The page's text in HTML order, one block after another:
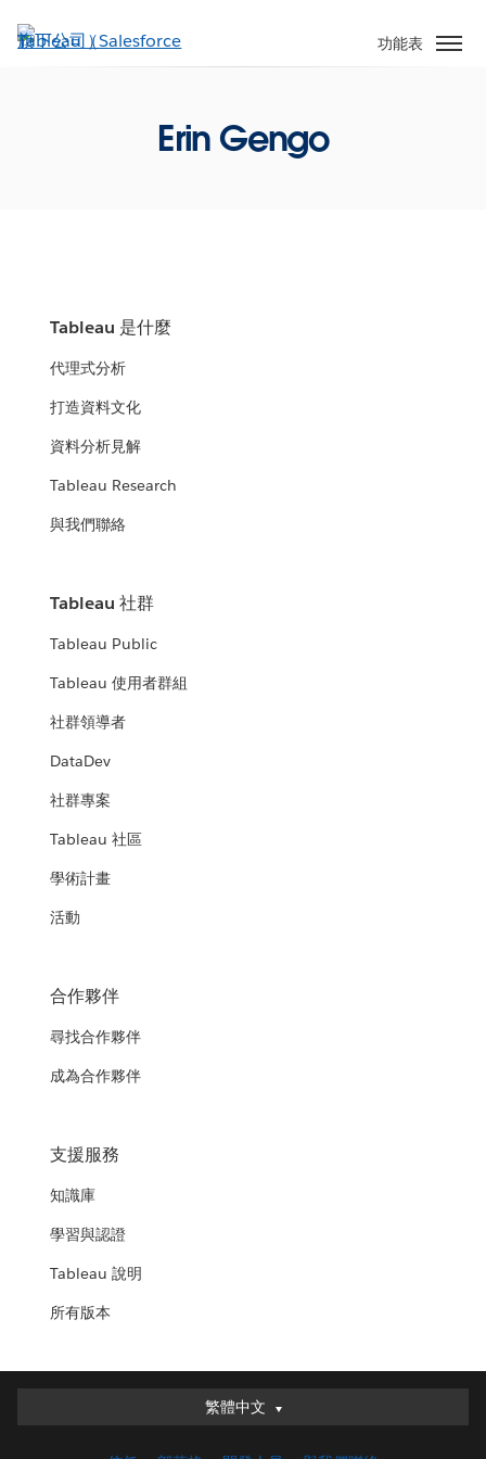
至
功能表
Erin Gengo
Tableau 是什麼
代理式分析
打造資料文化
資料分析見解
Tableau Research
與我們聯絡
Tableau 社群
Tableau Public
Tableau 使用者群組
社群領導者
DataDev
社群專案
Tableau 社區
學術計畫
活動
合作夥伴
尋找合作夥伴
成為合作夥伴
支援服務
知識庫
學習與認證
Tableau 說明
所有版本
繁體中文
繁體中文